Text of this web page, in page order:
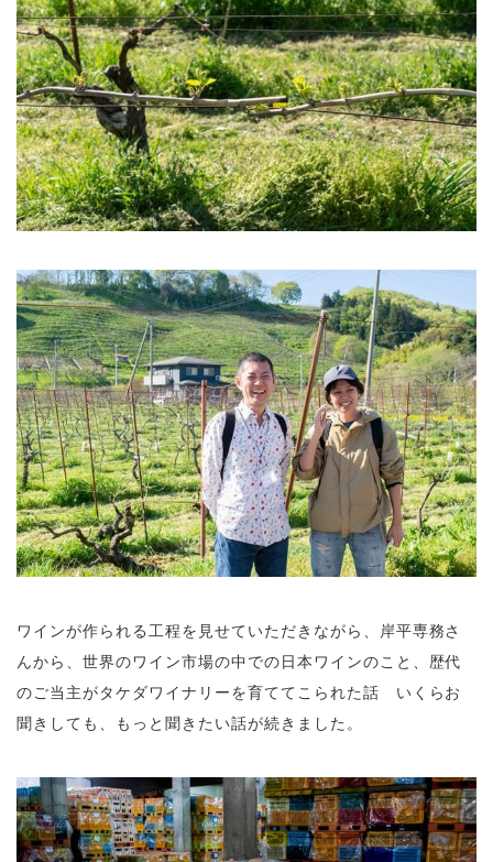
ワインが作られる工程を見せていただきながら、岸平専務さ
んから、世界のワイン市場の中での日本ワインのこと、歴代
のご当主がタケダワイナリーを育ててこられた話 いくらお
聞きしても、もっと聞きたい話が続きました。